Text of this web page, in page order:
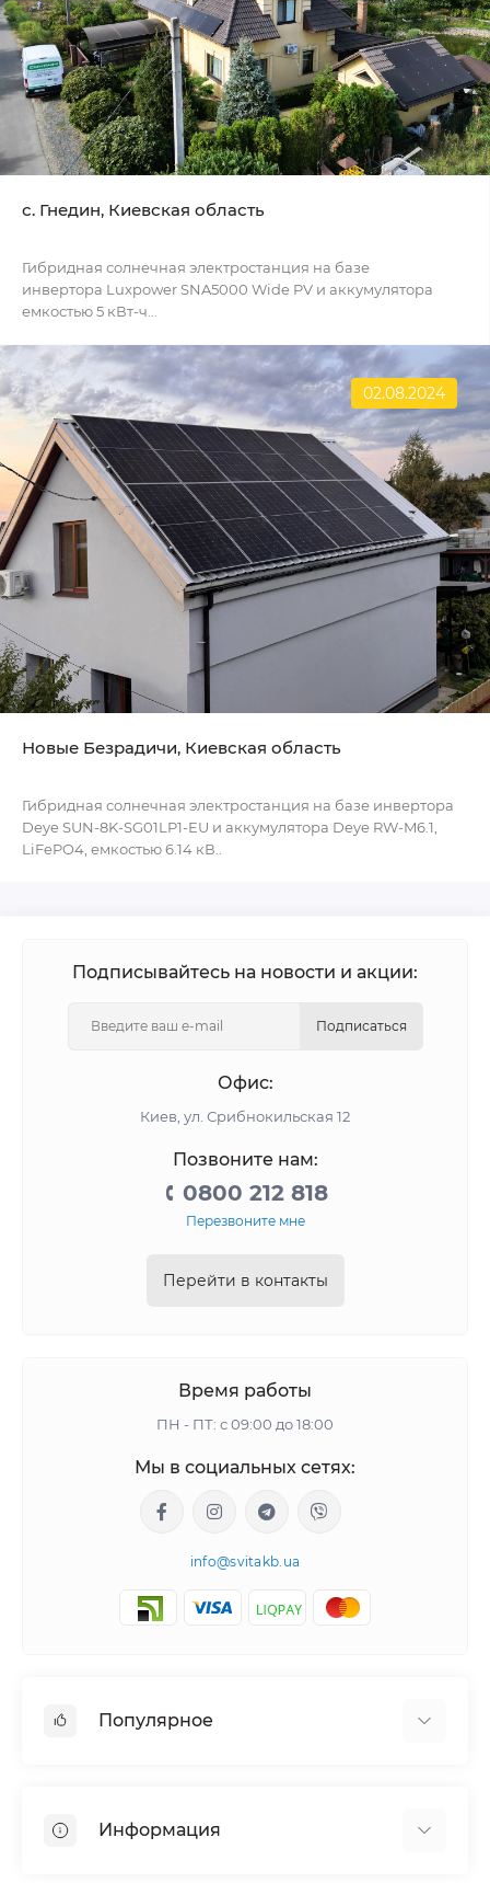
с. Гнедин, Киевская область
Гибридная солнечная электростанция на базе
инвертора Luxpower SNA5000 Wide PV и аккумулятора
емкостью 5 кВт-ч...
02.08.2024
Новые Безрадичи, Киевская область
Гибридная солнечная электростанция на базе инвертора
Deye SUN-8K-SG01LP1-EU и аккумулятора Deye RW-M6.1,
LiFePO4, емкостью 6.14 кВ..
Подписывайтесь на новости и акции:
Подписаться
Офис:
Киев, ул. Срибнокильская 12
Позвоните нам:
0800 212 818
Перезвоните мне
Перейти в контакты
Время работы
ПН - ПТ: с 09:00 до 18:00
Мы в социальных сетях:
info@svitakb.ua
Популярное
Системы хранения энергии
Информация